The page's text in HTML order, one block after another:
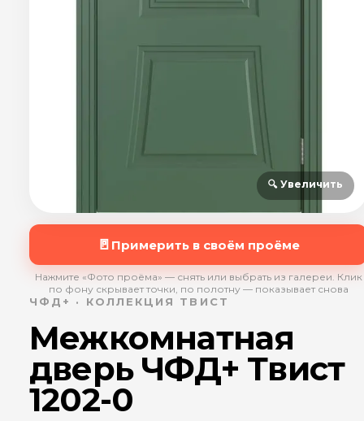
🔍 Увеличить
🚪 Примерить в своём проёме
Нажмите «Фото проёма» — снять или выбрать из галереи. Клик
по фону скрывает точки, по полотну — показывает снова
ЧФД+ · КОЛЛЕКЦИЯ ТВИСТ
Межкомнатная
дверь ЧФД+ Твист
1202-0